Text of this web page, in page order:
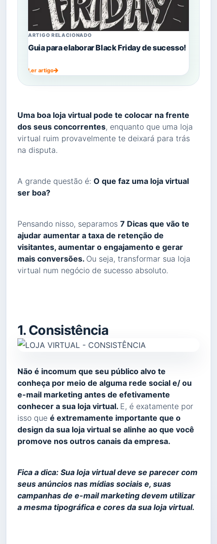
ARTIGO RELACIONADO
Guia para elaborar Black Friday de sucesso!
Ler artigo
Uma boa loja virtual pode te colocar na frente
dos seus concorrentes, enquanto que uma loja
virtual ruim provavelmente te deixará para trás
na disputa.
A grande questão é: O que faz uma loja virtual
ser boa?
Pensando nisso, separamos 7 Dicas que vão te
ajudar aumentar a taxa de retenção de
visitantes, aumentar o engajamento e gerar
mais conversões. Ou seja, transformar sua loja
virtual num negócio de sucesso absoluto.
1. Consistência
Não é incomum que seu público alvo te
conheça por meio de alguma rede social e/ ou
e-mail marketing antes de efetivamente
conhecer a sua loja virtual. E, é exatamente por
isso que é extremamente importante que o
design da sua loja virtual se alinhe ao que você
promove nos outros canais da empresa.
Fica a dica: Sua loja virtual deve se parecer com
seus anúncios nas mídias sociais e, suas
campanhas de e-mail marketing devem utilizar
a mesma tipográfica e cores da sua loja virtual.